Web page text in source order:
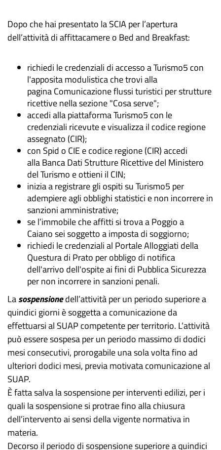
Dopo che hai presentato la SCIA per l’apertura
dell’attività di affittacamere o Bed and Breakfast:
richiedi le credenziali di accesso a Turismo5 con
l'apposita modulistica che trovi alla
pagina Comunicazione flussi turistici per strutture
ricettive nella sezione "Cosa serve";
accedi alla piattaforma Turismo5 con le
credenziali ricevute e visualizza il codice regione
assegnato (CIR);
con Spid o CIE e codice regione (CIR) accedi
alla Banca Dati Strutture Ricettive del Ministero
del Turismo e ottieni il CIN;
inizia a registrare gli ospiti su Turismo5 per
adempiere agli obblighi statistici e non incorrere in
sanzioni amministrative;
se l’immobile che affitti si trova a Poggio a
Caiano sei soggetto a imposta di soggiorno;
richiedi le credenziali al Portale Alloggiati della
Questura di Prato per obbligo di notifica
dell'arrivo dell'ospite ai fini di Pubblica Sicurezza
per non incorrere in sanzioni penali.
Lasospensionedell’attività per un periodo superiore a
quindici giorni è soggetta a comunicazione da
effettuarsi al SUAP competente per territorio. L’attività
può essere sospesa per un periodo massimo di dodici
mesi consecutivi, prorogabile una sola volta fino ad
ulteriori dodici mesi, previa motivata comunicazione al
SUAP.
È fatta salva la sospensione per interventi edilizi, per i
quali la sospensione si protrae fino alla chiusura
dell’intervento ai sensi della vigente normativa in
materia.
Decorso il periodo di sospensione superiore a quindici